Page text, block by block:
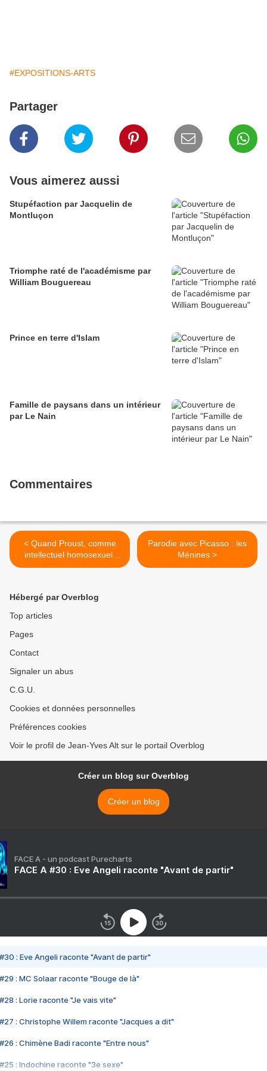
#EXPOSITIONS-ARTS
Partager
Vous aimerez aussi
Stupéfaction par Jacquelin de
Montluçon
Triomphe raté de l'académisme par
William Bouguereau
Prince en terre d'Islam
Famille de paysans dans un intérieur
par Le Nain
Commentaires
< Quand Proust, comme
intellectuel homosexuel,
commençait à s'exprimer...
Parodie avec Picasso : les
Ménines >
Hébergé par Overblog
Top articles
Pages
Contact
Signaler un abus
C.G.U.
Cookies et données personnelles
Préférences cookies
Voir le profil de Jean-Yves Alt sur le portail Overblog
Créer un blog sur Overblog
Créer un blog
FACE A - un podcast Purecharts
FACE A #30 : Eve Angeli raconte "Avant de partir"
#30 : Eve Angeli raconte "Avant de partir"
#29 : MC Solaar raconte "Bouge de là"
#28 : Lorie raconte "Je vais vite"
#27 : Christophe Willem raconte "Jacques a dit"
#26 : Chimène Badi raconte "Entre nous"
#25 : Indochine raconte "3e sexe"